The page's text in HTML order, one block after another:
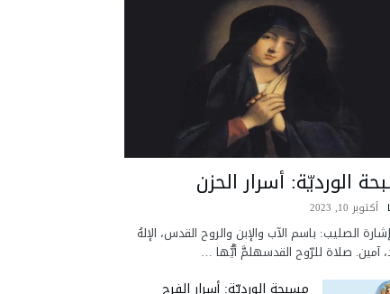
الورديّة: أسرار الحزن
أكتوبر 10, 2023
الصليب: باسم الآب والإبن والروح القدس، الإلهُ
آمين. صلاة للرّوح القدسهلمَّ أيُّها …